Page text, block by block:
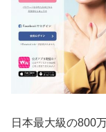
日本最大級の800